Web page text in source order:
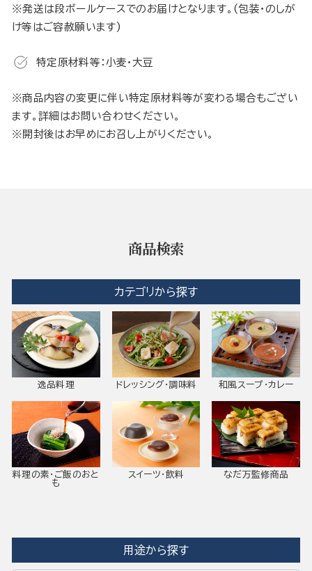
※発送は段ボールケースでのお届けとなります。(包装・のしが
け等はご容赦願います)
特定原材料等：小麦・大豆
※商品内容の変更に伴い特定原材料等が変わる場合もござい
ます。詳細はお問い合わせください。
※開封後はお早めにお召し上がりください。
商品検索
カテゴリから探す
逸品料理 ドレッシング・調味料 和風スープ・カレー
料理の素・ご飯のおと
も
スイーツ・飲料 なだ万監修商品
用途から探す